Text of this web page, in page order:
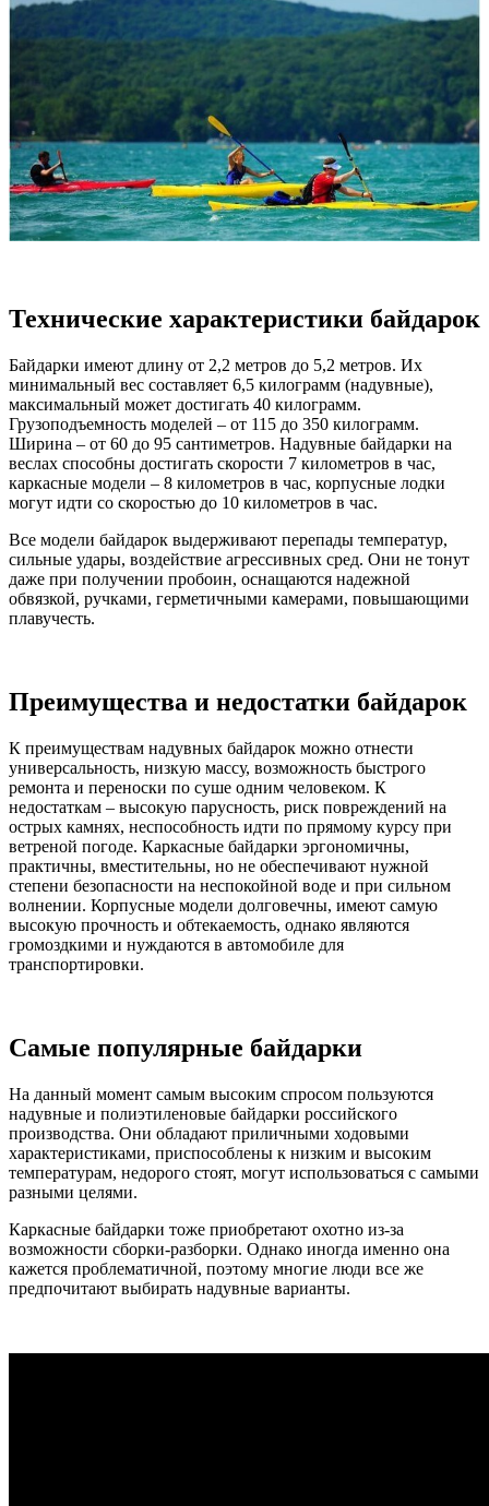
Технические характеристики байдарок
Байдарки имеют длину от 2,2 метров до 5,2 метров. Их
минимальный вес составляет 6,5 килограмм (надувные),
максимальный может достигать 40 килограмм.
Грузоподъемность моделей – от 115 до 350 килограмм.
Ширина – от 60 до 95 сантиметров. Надувные байдарки на
веслах способны достигать скорости 7 километров в час,
каркасные модели – 8 километров в час, корпусные лодки
могут идти со скоростью до 10 километров в час.
Все модели байдарок выдерживают перепады температур,
сильные удары, воздействие агрессивных сред. Они не тонут
даже при получении пробоин, оснащаются надежной
обвязкой, ручками, герметичными камерами, повышающими
плавучесть.
Преимущества и недостатки байдарок
К преимуществам надувных байдарок можно отнести
универсальность, низкую массу, возможность быстрого
ремонта и переноски по суше одним человеком. К
недостаткам – высокую парусность, риск повреждений на
острых камнях, неспособность идти по прямому курсу при
ветреной погоде. Каркасные байдарки эргономичны,
практичны, вместительны, но не обеспечивают нужной
степени безопасности на неспокойной воде и при сильном
волнении. Корпусные модели долговечны, имеют самую
высокую прочность и обтекаемость, однако являются
громоздкими и нуждаются в автомобиле для
транспортировки.
Самые популярные байдарки
На данный момент самым высоким спросом пользуются
надувные и полиэтиленовые байдарки российского
производства. Они обладают приличными ходовыми
характеристиками, приспособлены к низким и высоким
температурам, недорого стоят, могут использоваться с самыми
разными целями.
Каркасные байдарки тоже приобретают охотно из-за
возможности сборки-разборки. Однако иногда именно она
кажется проблематичной, поэтому многие люди все же
предпочитают выбирать надувные варианты.